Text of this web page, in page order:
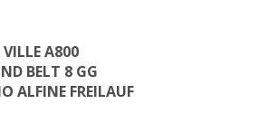
VILLE A800
BELT 8 GG
ALFINE FREILAUF